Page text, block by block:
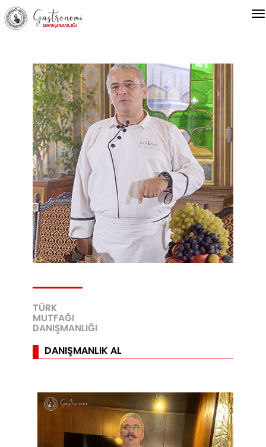
TÜRK
MUTFAĞI
DANIŞMANLIĞI
DANIŞMANLIK AL